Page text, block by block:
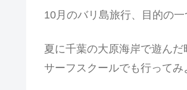
10月のバリ島旅行、目的の
夏に千葉の大原海岸で遊ん
サーフスクールでも行ってみ